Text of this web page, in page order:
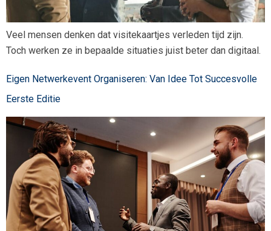
Veel mensen denken dat visitekaartjes verleden tijd zijn.
Toch werken ze in bepaalde situaties juist beter dan digitaal.
Eigen Netwerkevent Organiseren: Van Idee Tot Succesvolle
Eerste Editie